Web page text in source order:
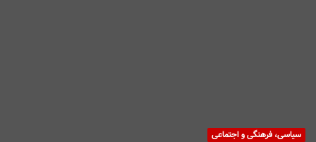
سیاسی، فرهنگی و اجتماعی